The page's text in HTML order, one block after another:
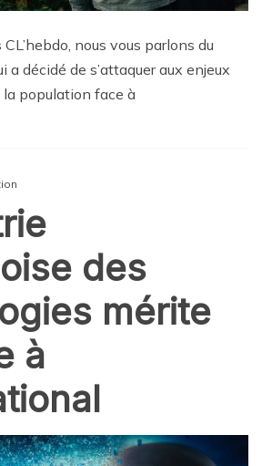
nous vous parlons du
a décidé de s’attaquer aux enjeux
population face à
des
mérite
à